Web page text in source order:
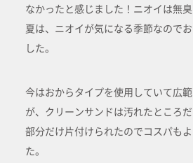
なかったと感じました！ニオイは無
夏は、ニオイが気になる季節なので
した。
今はおからタイプを使用していて広
が、クリーンサンドは汚れたところ
部分だけ片付けられたのでコスパも
た。